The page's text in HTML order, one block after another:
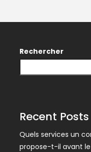
Rechercher
Recent Posts
Quels services un
propose-t-il avant